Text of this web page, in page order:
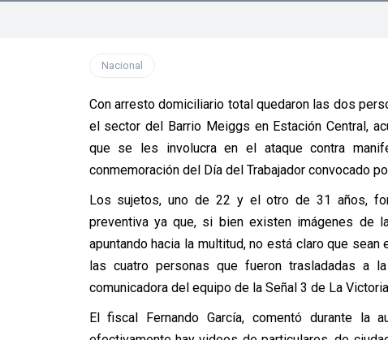
Nacional
Con arresto domiciliario total quedaron las dos
el sector del Barrio Meiggs en Estación Central,
que se les involucra en el ataque contra
conmemoración del Día del Trabajador convocado
Los sujetos, uno de 22 y el otro de 31 años,
preventiva ya que, si bien existen imágenes de
apuntando hacia la multitud, no está claro que
las cuatro personas que fueron trasladadas a
comunicadora del equipo de la Señal 3 de La
El fiscal Fernando García, comentó durante la